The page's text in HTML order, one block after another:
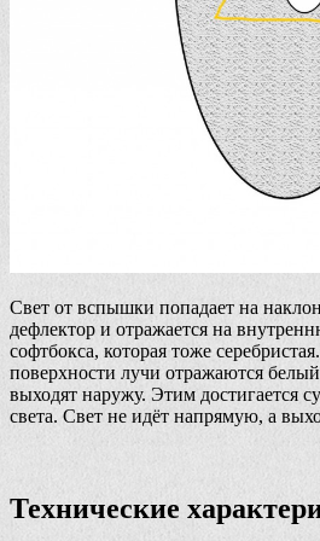
Свет от вспышки попадает на
дефлектор и отражается на
софтбокса, которая тоже
поверхности лучи отражаются
выходят наружу. Этим достигается
света. Свет не идёт напрямую, а
Технические